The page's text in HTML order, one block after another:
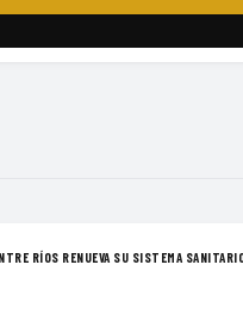
RÍOS RENUEVA SU SISTEMA